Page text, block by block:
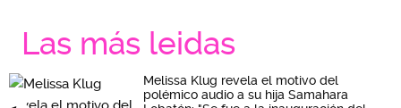
Las más leidas
Melissa Klug revela el motivo del
polémico audio a su hija Samahara